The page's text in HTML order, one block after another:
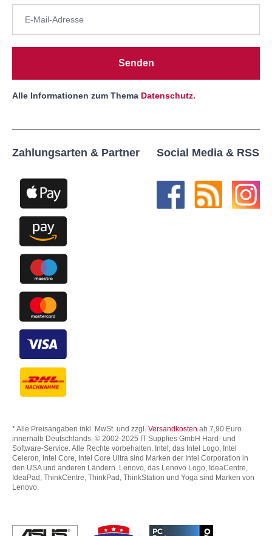
Senden
Alle Informationen zum Thema Datenschutz.
Zahlungsarten & Partner Social Media & RSS
* Alle Preisangaben inkl. MwSt. und zzgl. Versandkosten ab 7,90 Euro
innerhalb Deutschlands. © 2002-2025 IT Supplies GmbH Hard- und
Software-Service. Alle Rechte vorbehalten. Intel, das Intel Logo, Intel
Celeron, Intel Core, Intel Core Ultra sind Marken der Intel Corporation in
den USA und anderen Ländern. Lenovo, das Lenovo Logo, IdeaCentre,
IdeaPad, ThinkCentre, ThinkPad, ThinkStation und Yoga sind Marken von
Lenovo.